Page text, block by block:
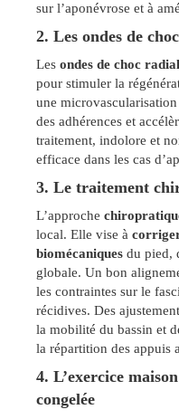
sur l’aponévrose et à
2. Les ondes de choc
Les ondes de choc
pour stimuler la
une
des adhérences et
traitement, indolore et
efficace dans les cas
3. Le traitement
L’approche
local. Elle vise à
biomécaniques du pied,
globale. Un bon
les contraintes sur le
récidives. Des
la mobilité du bassin et
la répartition des appuis
4. L’exercice
congelée